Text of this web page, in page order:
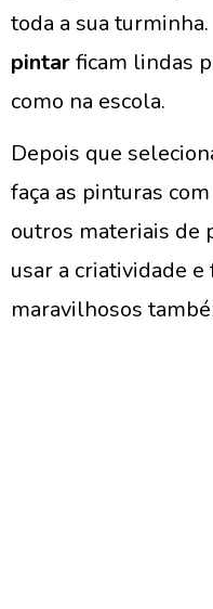
toda a sua
pintarficam lindas
como na escola.
Depois que
faça as pinturas
outros materiais de
usar a criatividade
maravilhosos